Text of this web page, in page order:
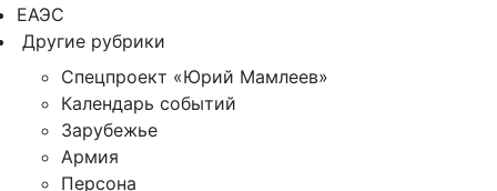
ЕАЭС
Другие рубрики
Спецпроект «Юрий Мамлеев»
Календарь событий
Зарубежье
Армия
Персона